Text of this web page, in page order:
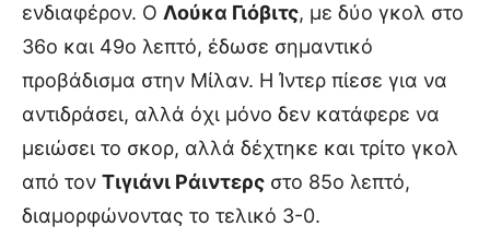
ενδιαφέρον. Ο Λούκα Γιόβιτς, με δύο γκολ στο
36ο και 49ο λεπτό, έδωσε σημαντικό
προβάδισμα στην Μίλαν. Η Ίντερ πίεσε για να
αντιδράσει, αλλά όχι μόνο δεν κατάφερε να
μειώσει το σκορ, αλλά δέχτηκε και τρίτο γκολ
από τον Τιγιάνι Ράιντερς στο 85ο λεπτό,
διαμορφώνοντας το τελικό 3-0.